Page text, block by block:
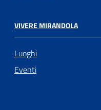
VIVERE MIRANDOLA
Luoghi
Eventi